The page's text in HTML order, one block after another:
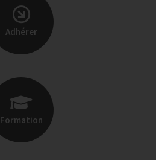
Adhérer
Formation